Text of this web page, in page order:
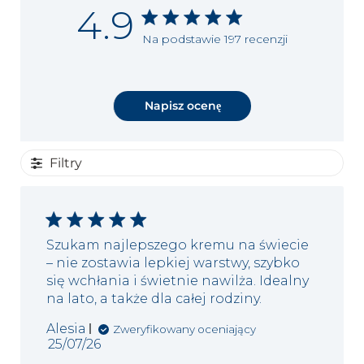
4.9 Na podstawie 197 recenzji
Napisz ocenę
Filtry
Szukam najlepszego kremu na świecie
– nie zostawia lepkiej warstwy, szybko
się wchłania i świetnie nawilża. Idealny
na lato, a także dla całej rodziny.
Alesia
Zweryfikowany oceniający
Data
25/07/26